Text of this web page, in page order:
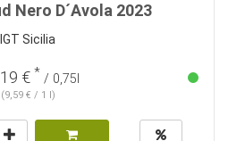
Nero D´Avola 2023
IGT Sicilia
€ * / 0,75l
(9,59 € / 1 l)